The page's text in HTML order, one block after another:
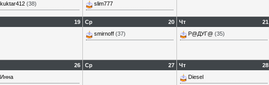
kuktar412 (38)
slim777
19 20
Ср
smirnoff (37)
21
Чт
Р@ДУГ@ (35)
26
Инна
27
Ср 28
Чт
Diesel